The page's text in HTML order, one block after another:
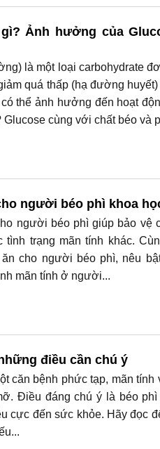
Ảnh hưởng của
là một loại carbohydrate
quá thấp (hạ đường
thể ảnh hưởng đến hoạt
Glucose cùng với chất béo và
người béo phì khoa
người béo phì giúp bảo vệ
tình trạng mãn tính khác.
cho người béo phì, nêu
mãn tính ở người...
điều cần chú ý
căn bệnh phức tạp, mãn
Điều đáng chú ý là béo
cực đến sức khỏe. Hãy đọc